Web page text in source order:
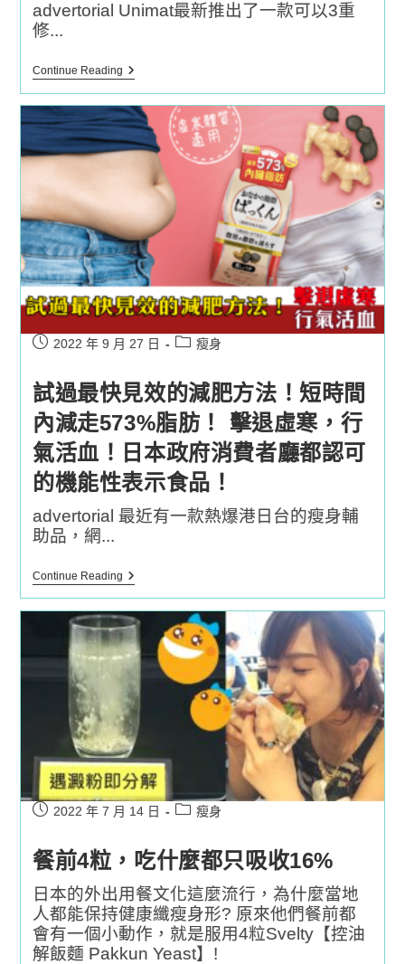
advertorial Unimat最新推出了一款可以3重
修...
Continue Reading日
新
多
功
效
齡
效
果
直
迫
話
題
成
份
NMN，
多
款
超
級
食
物
於
一
身，
用
讚
似
甜
品，
實
最
快
7
日
已
見
效!
Post2022 年 9 月 27 日
Post瘦身
試過最快見效的減肥方法！短時間
內減走573%脂肪！ 擊退虛寒，行
氣活血！日本政府消費者廳都認可
的機能性表示食品！
advertorial 最近有一款熱爆港日台的瘦身輔
助品，網...
Continue Reading試
快
見
效
的
肥
方
法！
短
時
間
內
減
走
573%
肪！
擊
虛
寒，
行
氣
活
Post2022 年 7 月 14 日
Post瘦身
餐前4粒，吃什麼都只吸收16%
日本的外出用餐文化這麼流行，為什麼當地
人都能保持健康纖瘦身形? 原來他們餐前都
會有一個小動作，就是服用4粒Svelty【控油
解飯麵 Pakkun Yeast】!